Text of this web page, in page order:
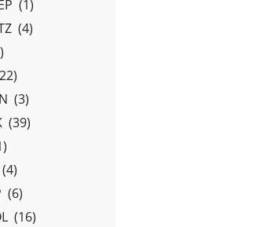
(1)
(4)
)
22)
(3)
(39)
)
4)
(6)
(16)